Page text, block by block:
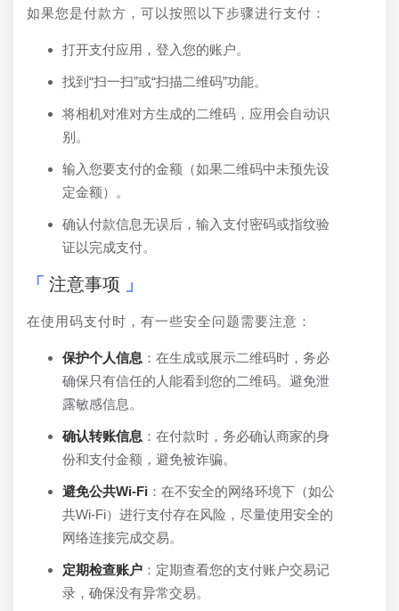
如果您是付款方，可以按照以下步骤进行支付：
打开支付应用，登入您的账户。
找到“扫一扫”或“扫描二维码”功能。
将相机对准对方生成的二维码，应用会自动识
别。
输入您要支付的金额（如果二维码中未预先设
定金额）。
确认付款信息无误后，输入支付密码或指纹验
证以完成支付。
注意事项
在使用码支付时，有一些安全问题需要注意：
保护个人信息 ：在生成或展示二维码时，务必
确保只有信任的人能看到您的二维码。避免泄
露敏感信息。
确认转账信息 ：在付款时，务必确认商家的身
份和支付金额，避免被诈骗。
避免公共Wi-Fi ：在不安全的网络环境下（如公
共Wi-Fi）进行支付存在风险，尽量使用安全的
网络连接完成交易。
定期检查账户 ：定期查看您的支付账户交易记
录，确保没有异常交易。